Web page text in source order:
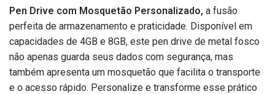
Pen Drive com Mosquetão Personalizado, a fusão
perfeita de armazenamento e praticidade. Disponível em
capacidades de 4GB e 8GB, este pen drive de metal fosco
não apenas guarda seus dados com segurança, mas
também apresenta um mosquetão que facilita o transporte
e o acesso rápido. Personalize e transforme esse prático